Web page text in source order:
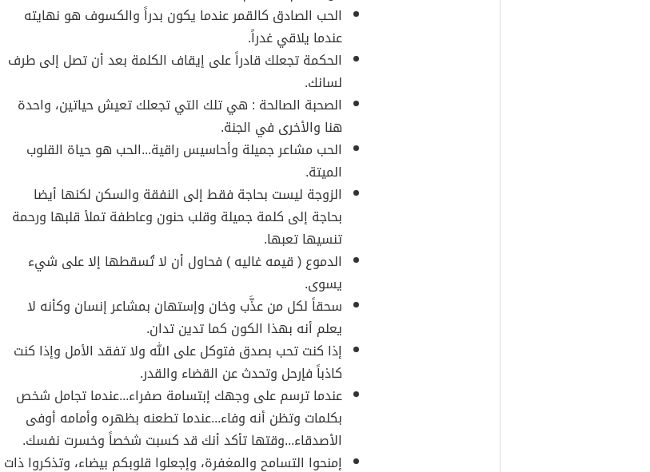
الحب الصادق كالقمر عندما يكون بدراً والكسوف هو نهايته
عندما يلاقي غدراً.
الحكمة تجعلك قادراً على إيقاف الكلمة بعد أن تصل إلى طرف
لسانك.
الصحبة الصالحة : هي تلك التي تجعلك تعيش حياتين، واحدة
هنا والأخرى في الجنة.
الحب مشاعر جميلة وأحاسيس راقية...الحب هو حياة القلوب
الميتة.
الزوجة ليست بحاجة فقط إلى النفقة والسكن لكنها أيضا
بحاجة إلى كلمة جميلة وقلب حنون وعاطفة تملأ قلبها ورحمة
تنسيها تعبها.
الدموع ( قيمه غاليه ) فحاول أن لا تُسقطها إلا على شيء
يسوى.
سحقاً لكل من عذَّب وخان وإستهان بمشاعر إنسان وكأنه لا
يعلم أنه بهذا الكون كما تدين تدان.
إذا كنت تحب بصدق فتوكل على الله ولا تفقد الأمل وإذا كنت
كاذباً فإرحل وتحدث عن القضاء والقدر.
عندما ترسم على وجهك إبتسامة صفراء...عندما تجامل شخص
بكلمات وتظن أنه وفاء...عندما تطعنه بظهره وأمامه أوفى
الأصدقاء...وقتها تأكد أنك قد كسبت شخصاً وخسرت نفسك.
إمنحوا التسامح والمغفرة، وإجعلوا قلوبكم بيضاء، وتذكروا ذات